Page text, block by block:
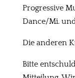
Progressive
Dance/Mi.
Die anderen
Bitte